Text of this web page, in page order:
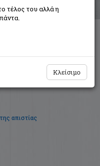
απιστίας
τέλος του αλλά η
Κλείσιμο